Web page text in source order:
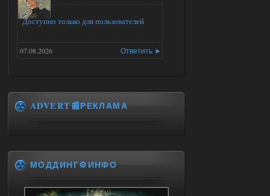
Доступно только для пользователей
Ответить ➤
07.08.2026
15:03
Stalker-Mods-Clan-su
Доступно только для пользователей
Universal Teleport v2.0
15:01
DEDULYA-1967
ADVERT📰РЕКЛАМА
МОДДИНГ⚙️ИНФО